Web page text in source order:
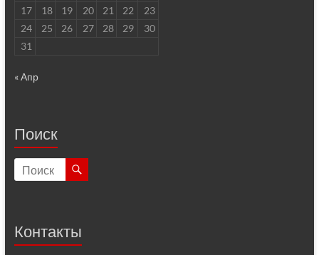
17
18 19 20 21 22
23
24
25 26 27 28 29
30
31
« Апр
Поиск
Контакты